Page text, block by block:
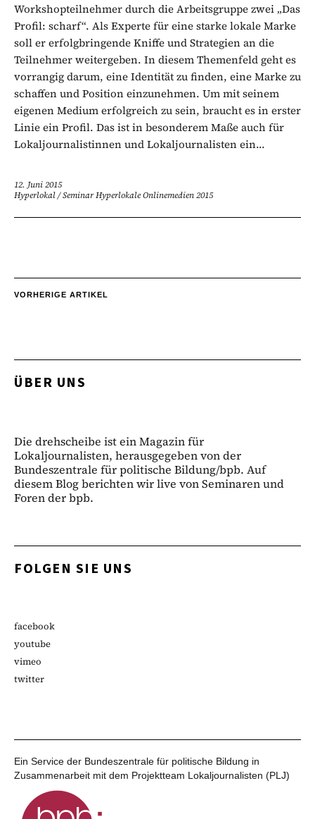
Workshopteilnehmer durch die Arbeitsgruppe zwei „Das
Profil: scharf“. Als Experte für eine starke lokale Marke
soll er erfolgbringende Kniffe und Strategien an die
Teilnehmer weitergeben. In diesem Themenfeld geht es
vorrangig darum, eine Identität zu finden, eine Marke zu
schaffen und Position einzunehmen. Um mit seinem
eigenen Medium erfolgreich zu sein, braucht es in erster
Linie ein Profil. Das ist in besonderem Maße auch für
Lokaljournalistinnen und Lokaljournalisten ein...
12. Juni 2015
Hyperlokal/Seminar Hyperlokale Onlinemedien 2015
VORHERIGE ARTIKEL
ÜBER UNS
Die drehscheibe ist ein Magazin für
Lokaljournalisten, herausgegeben von der
Bundeszentrale für politische Bildung/bpb. Auf
diesem Blog berichten wir live von Seminaren und
Foren der bpb.
FOLGEN SIE UNS
facebook
youtube
vimeo
twitter
Ein Service der Bundeszentrale für politische Bildung in
Zusammenarbeit mit dem Projektteam Lokaljournalisten (PLJ)